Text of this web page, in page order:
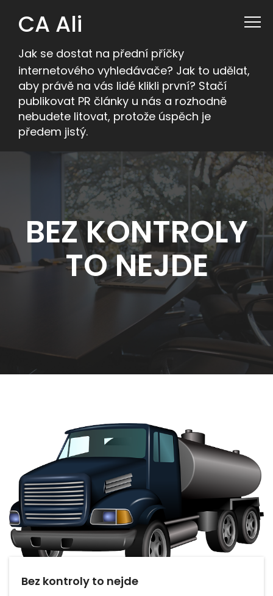
CA Ali
Jak se dostat na přední příčky
internetového vyhledávače? Jak to udělat,
aby právě na vás lidé klikli první? Stačí
publikovat PR články u nás a rozhodně
nebudete litovat, protože úspěch je
předem jistý.
BEZ KONTROLY
TO NEJDE
Bez kontroly to nejde